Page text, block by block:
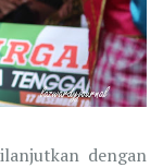
dengan